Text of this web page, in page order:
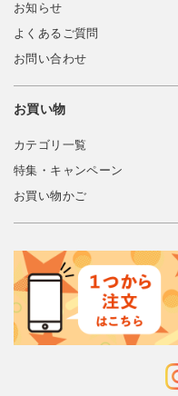
お知らせ
よくあるご質問
お問い合わせ
お買い物
カテゴリ一覧
特集・キャンペーン
お買い物かご